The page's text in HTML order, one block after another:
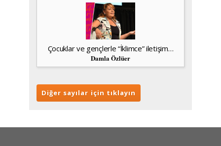
Çocuklar ve gençlerle “İklimce” iletişim…
Damla Özlüer
Diğer sayılar için tıklayın